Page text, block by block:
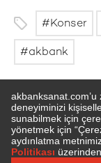
Konser
akbank